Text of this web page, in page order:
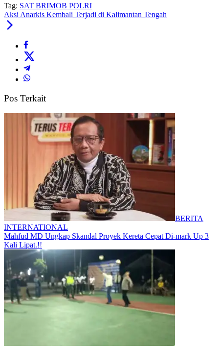
Tag: SAT BRIMOB POLRI
Aksi Anarkis Kembali Terjadi di Kalimantan Tengah
Pos Terkait
BERITA
INTERNATIONAL
Mahfud MD Ungkap Skandal Proyek Kereta Cepat Di-mark Up 3
Kali Lipat.!!